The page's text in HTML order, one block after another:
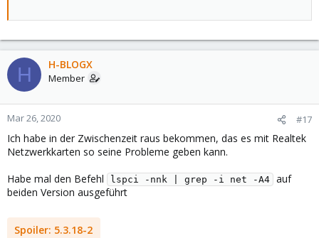
H H-BLOGX
Member
Mar 26, 2020 #17
Ich habe in der Zwischenzeit raus bekommen, das es mit Realtek
Netzwerkkarten so seine Probleme geben kann.
Habe mal den Befehl
lspci -nnk | grep -i net -A4 auf
beiden Version ausgeführt
Spoiler: 5.3.18-2